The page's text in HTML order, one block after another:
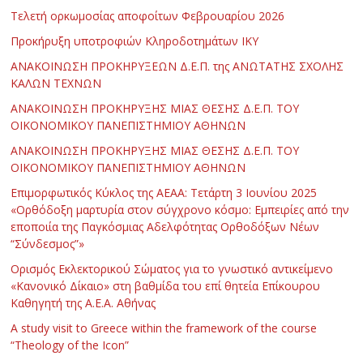
Τελετή ορκωμοσίας αποφοίτων Φεβρουαρίου 2026
Προκήρυξη υποτροφιών Κληροδοτημάτων ΙΚΥ
ΑΝΑΚΟΙΝΩΣΗ ΠΡΟΚΗΡΥΞΕΩΝ Δ.Ε.Π. της ΑΝΩΤΑΤΗΣ ΣΧΟΛΗΣ
ΚΑΛΩΝ ΤΕΧΝΩΝ
ΑΝΑΚΟΙΝΩΣΗ ΠΡΟΚΗΡΥΞΗΣ ΜΙΑΣ ΘΕΣΗΣ Δ.Ε.Π. ΤΟΥ
ΟΙΚΟΝΟΜΙΚΟΥ ΠΑΝΕΠΙΣΤΗΜΙΟΥ ΑΘΗΝΩΝ
ΑΝΑΚΟΙΝΩΣΗ ΠΡΟΚΗΡΥΞΗΣ ΜΙΑΣ ΘΕΣΗΣ Δ.Ε.Π. ΤΟΥ
ΟΙΚΟΝΟΜΙΚΟΥ ΠΑΝΕΠΙΣΤΗΜΙΟΥ ΑΘΗΝΩΝ
Επιμορφωτικός Κύκλος της ΑΕΑΑ: Τετάρτη 3 Ιουνίου 2025
«Ορθόδοξη μαρτυρία στον σύγχρονο κόσμο: Εμπειρίες από την
εποποιία της Παγκόσμιας Αδελφότητας Ορθοδόξων Νέων
“Σύνδεσμος”»
Ορισμός Εκλεκτορικού Σώματος για το γνωστικό αντικείμενο
«Κανονικό Δίκαιο» στη βαθμίδα του επί θητεία Επίκουρου
Καθηγητή της Α.Ε.Α. Αθήνας
Α study visit to Greece within the framework of the course
“Theology of the Icon”